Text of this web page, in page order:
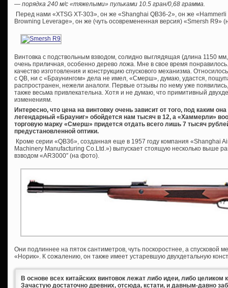
— порядка 240 м/с «тяжелыми» пульками 10.5 гран/0,68 грамма.
Перед нами «XTSG XT-303», он же «Shanghai QB36-2», он же
Browning Leverage», он же (чуть осовремененная версия) «Smersh R9»
Винтовка с подствольным взводом, солидно выглядящая (длина 1150
очень приличная, особенно дерево ложа. Мне в свое время
качество изготовления и конструкцию спускового механизма.
с QB, ни с «Браунингом» дела не имел, «Смерш», думаю, удастся,
распространен, нежели аналоги. Первые отзывы по нему уже
также весьма привлекательна. Хотя и не думаю, что примитивный
изменениям.
Интересно, что цена на винтовку очень зависит от того, под каким
легендарный «Брауниг» обойдется нам тысяч в 12, а «Хаммерли»
торговую марку «Смерш» придется отдать всего лишь 7 тысяч
предустановленной оптики.
Кроме серии «QB36», созданная еще в 1957 году компания «Shanghai
Machinery Manufacturing Co.Ltd.») выпускает стоящую несколько выше
взводом «AR3000″ (на фото).
Они подлиннее на пяток сантиметров, чуть поскоростнее, а спусковой
«Норик». К сожалению, он также имеет устаревшую двухдетальную
В основе всех китайских винтовок лежат либо идеи, либо целиком
Зачастую достаточно древних, отсюда, кстати, и давным-давно